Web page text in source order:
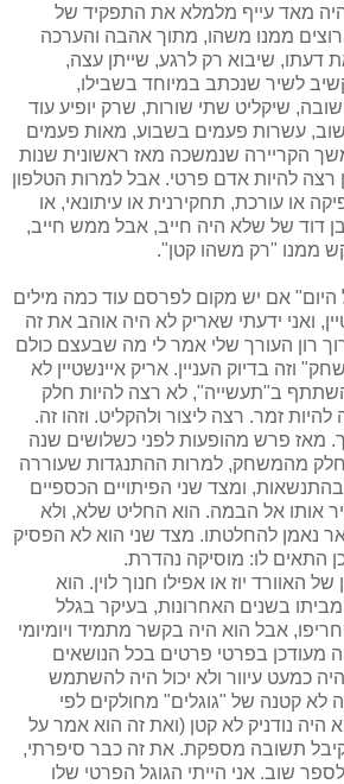
מאד עייף מלמלא את התפקיד של
ממנו משהו, מתוך אהבה והערכה
דעתו, שיבוא רק לרגע, שייתן עצה,
לשיר שנכתב במיוחד בשבילו,
שיקליט שתי שורות, שרק יופיע עוד
עשרות פעמים בשבוע, מאות פעמים
הקריירה שנמשכה מאז ראשונית שנות
רצה להיות אדם פרטי. אבל למרות הטלפון
או עורכת, תחקירנית או עיתונאי, או
דוד של שלא היה חייב, אבל ממש חייב,
ממנו "רק משהו קטן".
אם יש מקום לפרסם עוד כמה מילים
ואני ידעתי שאריק לא היה אוהב את זה
רון העורך שלי אמר לי מה שבעצם כולם
וזה בדיוק העניין. אריק איינשטיין לא
ב"תעשייה", לא רצה להיות חלק
זמר. רצה ליצור ולהקליט. וזהו זה.
מאז פרש מהופעות לפני כשלושים שנה
מהמשחק, למרות ההתנגדות שעוררה
ומצד שני הפיתויים הכספיים
אותו אל הבמה. הוא החליט שלא, ולא
נאמן להחלטתו. מצד שני הוא לא הפסיק
התאים לו: מוסיקה נהדרת.
האוורד יוז או אפילו חנוך לוין. הוא
בשנים האחרונות, בעיקר בגלל
אבל הוא היה בקשר מתמיד ויומיומי
מעודכן בפרטי פרטים בכל הנושאים
כמעט עיוור ולא יכול היה להשתמש
לא קטנה של "גוגלים" מחולקים לפי
היה נודניק לא קטן (ואת זה הוא אמר על
תשובה מספקת. את זה כבר סיפרתי,
שוב. אני הייתי הגוגל הפרטי שלו